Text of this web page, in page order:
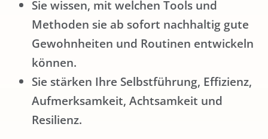
Sie wissen, mit welchen Tools und
Methoden sie ab sofort nachhaltig gute
Gewohnheiten und Routinen entwickeln
können.
Sie stärken Ihre Selbstführung, Effizienz,
Aufmerksamkeit, Achtsamkeit und
Resilienz.